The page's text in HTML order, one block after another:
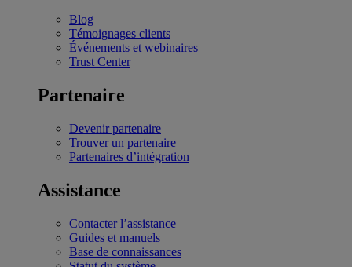
Blog
Témoignages clients
Événements et webinaires
Trust Center
Partenaire
Devenir partenaire
Trouver un partenaire
Partenaires d’intégration
Assistance
Contacter l’assistance
Guides et manuels
Base de connaissances